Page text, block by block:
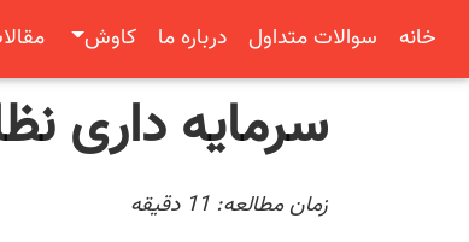
خانه سوالات متداول درباره ما کاوش
سرمایه داری
زمان مطالعه: 11 دقیقه